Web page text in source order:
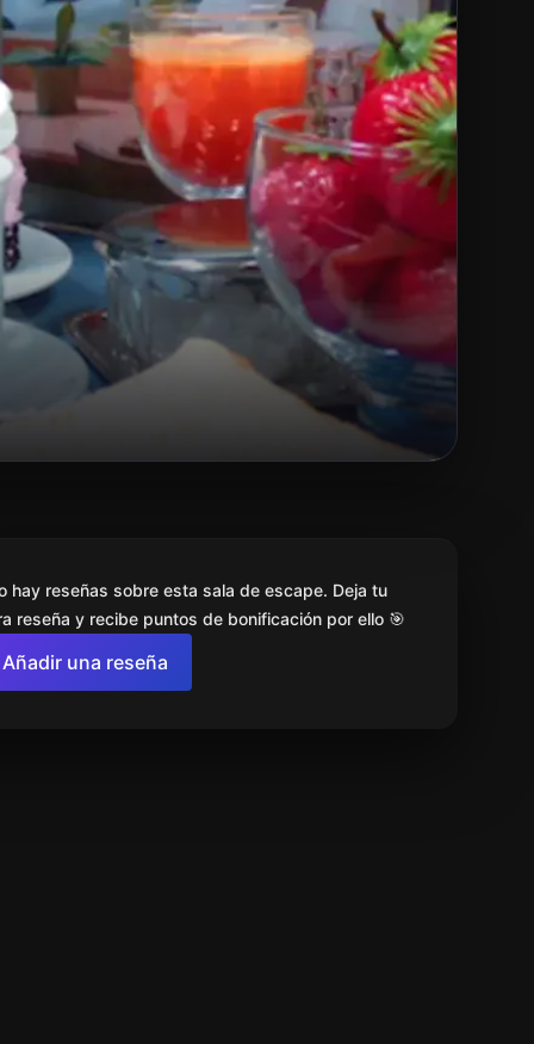
hay reseñas sobre esta sala de escape. Deja tu
reseña y recibe puntos de bonificación por ello 🎯
Añadir una reseña